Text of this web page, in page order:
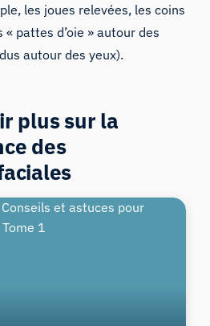
les joues relevées, les coins
pattes d’oie » autour des
autour des yeux).
plus sur la
des